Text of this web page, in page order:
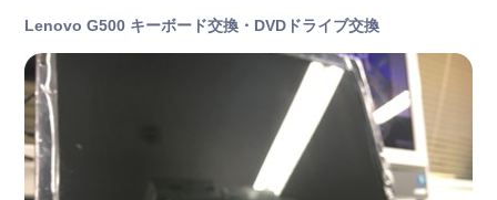
Lenovo G500 キーボード交換・DVDドライブ交換